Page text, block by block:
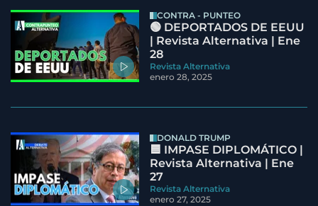
CONTRA - PUNTEO
🟢 DEPORTADOS DE EEUU
| Revista Alternativa | Ene
28
Revista Alternativa
enero 28, 2025
DONALD TRUMP
🟦 IMPASE DIPLOMÁTICO |
Revista Alternativa | Ene
27
Revista Alternativa
enero 27, 2025